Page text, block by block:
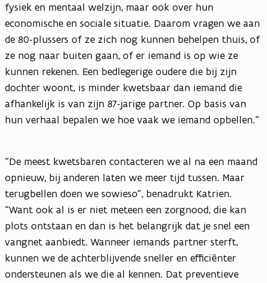
fysiek en mentaal welzijn, maar ook over hun
economische en sociale situatie. Daarom vragen we aan
de 80-plussers of ze zich nog kunnen behelpen thuis, of
ze nog naar buiten gaan, of er iemand is op wie ze
kunnen rekenen. Een bedlegerige oudere die bij zijn
dochter woont, is minder kwetsbaar dan iemand die
afhankelijk is van zijn 87-jarige partner. Op basis van
hun verhaal bepalen we hoe vaak we iemand opbellen.”
“De meest kwetsbaren contacteren we al na een maand
opnieuw, bij anderen laten we meer tijd tussen. Maar
terugbellen doen we sowieso”, benadrukt Katrien.
“Want ook al is er niet meteen een zorgnood, die kan
plots ontstaan en dan is het belangrijk dat je snel een
vangnet aanbiedt. Wanneer iemands partner sterft,
kunnen we de achterblijvende sneller en efficiënter
ondersteunen als we die al kennen. Dat preventieve